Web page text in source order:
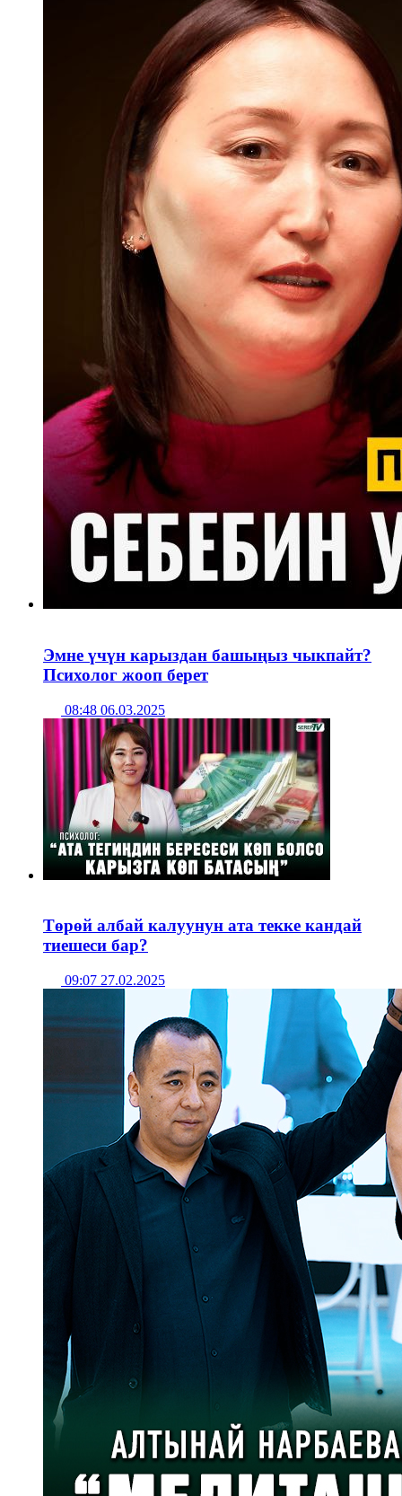
Эмне үчүн карыздан башыңыз чыкпайт?
Психолог жооп берет
08:48 06.03.2025
Төрөй албай калуунун ата текке кандай
тиешеси бар?
09:07 27.02.2025